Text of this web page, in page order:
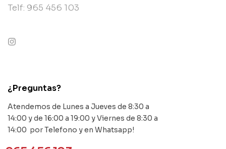
Telf: 965 456 103
¿Preguntas?
Atendemos de Lunes a Jueves de 8:30 a
14:00 y de 16:00 a 19:00 y Viernes de 8:30 a
14:00 por Telefono y en Whatsapp!